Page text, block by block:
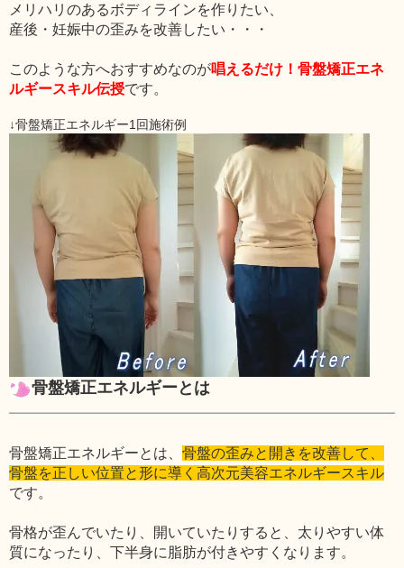
メリハリのあるボディラインを作りたい、
産後・妊娠中の歪みを改善したい・・・
このような方へおすすめなのが唱えるだけ！骨盤矯正エネ
ルギースキル伝授です。
↓骨盤矯正エネルギー1回施術例
骨盤矯正エネルギーとは
骨盤矯正エネルギーとは、 骨盤の歪みと開きを改善して、
骨盤を正しい位置と形に導く高次元美容エネルギースキル
です。
骨格が歪んでいたり、開いていたりすると、太りやすい体
質になったり、下半身に脂肪が付きやすくなります。